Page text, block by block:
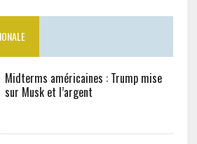
Midterms américaines : Trump mise
sur Musk et l’argent